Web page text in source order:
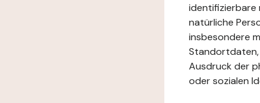
identifizierbare
natürliche
insbesondere
Standortdaten,
Ausdruck der
oder sozialen